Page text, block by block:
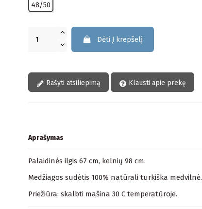
48/50
Dėti Į krepšelį
Rašyti atsiliepimą Klausti apie prekę
Aprašymas
Palaidinės ilgis 67 cm, kelnių 98 cm.
Medžiagos sudėtis 100% natūrali turkiška medvilnė.
Priežiūra: skalbti mašina 30 C temperatūroje.